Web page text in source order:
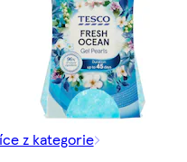
z kategorie